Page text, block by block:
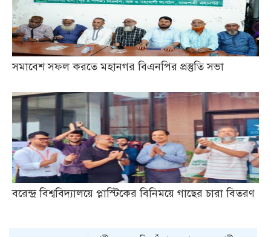
সমাবেশ সফল করতে মহানগর বিএনপির প্রস্তুতি সভা
বরেন্দ্র বিশ্ববিদ্যালয়ে প্লাস্টিকের বিনিময়ে গাছের চারা বিতরণ